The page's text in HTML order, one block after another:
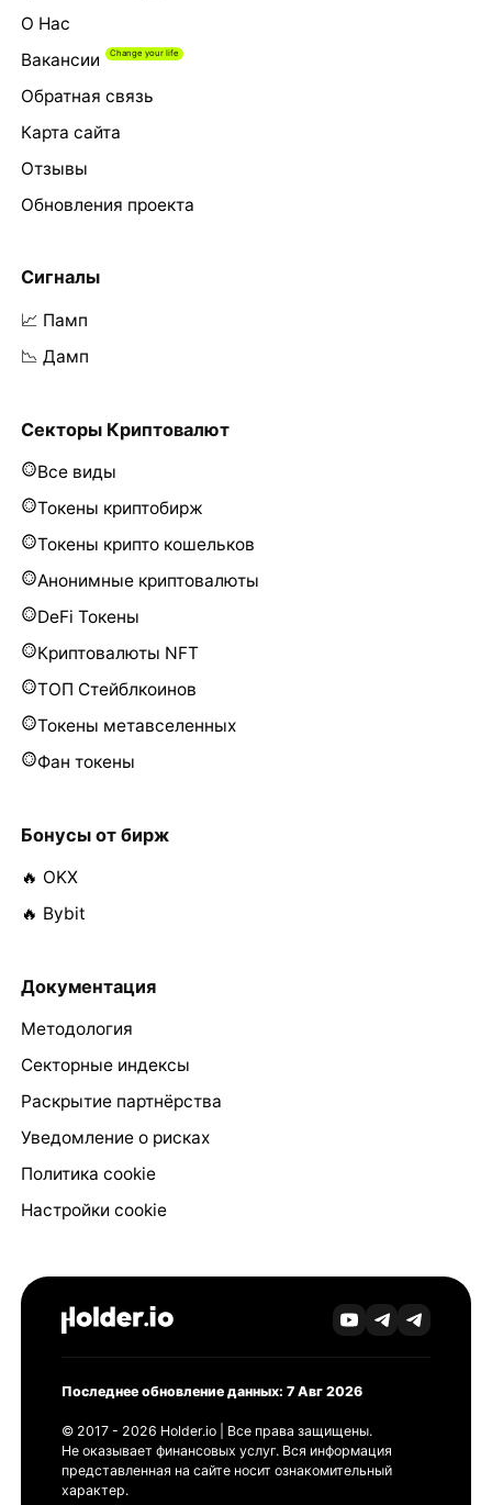
О Нас
Вакансии
Обратная связь
Карта сайта
Отзывы
Обновления проекта
Сигналы
📈 Памп
📉 Дамп
Секторы Криптовалют
Все виды
Токены криптобирж
Токены крипто кошельков
Анонимные криптовалюты
DeFi Токены
Криптовалюты NFT
ТОП Стейблкоинов
Токены метавселенных
Фан токены
Бонусы от бирж
🔥 OKX
🔥 Bybit
Документация
Методология
Секторные индексы
Раскрытие партнёрства
Уведомление о рисках
Политика cookie
Настройки cookie
Последнее обновление данных: 7 Авг 2026
© 2017 - 2026 Holder.io | Все права защищены.
Не оказывает финансовых услуг. Вся информация
представленная на сайте носит ознакомительный
характер.